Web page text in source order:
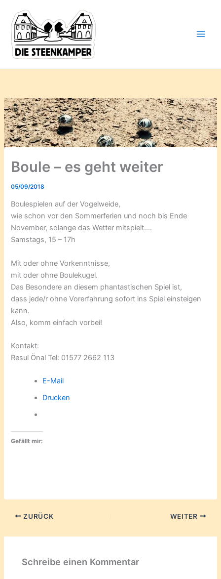
Inhalt
springen
Boule – es geht weiter
05/09/2018
Boulespielen auf der Vogelweide,
wie schon vor den Sommerferien und noch bis Ende
November, solange das Wetter mitspielt….
Samstags, 15 – 17h
Mit oder ohne Vorkenntnisse,
mit oder ohne Boulekugel.
Das Besondere an diesem phantastischen Spiel ist,
dass jede/r ohne Vorerfahrung sofort ins Spiel einsteigen
kann.
Also, komm einfach vorbei!
Kontakt:
Resul Önal Tel: 01577 2662 113
E-Mail
Drucken
Gefällt mir:
ZURÜCK WEITER
Schreibe einen Kommentar
deine
Mail-
Adresse
ein ...